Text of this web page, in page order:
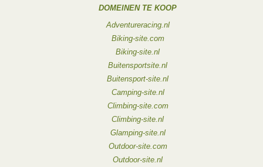
DOMEINEN TE KOOP
Adventureracing.nl
Biking-site.com
Biking-site.nl
Buitensportsite.nl
Buitensport-site.nl
Camping-site.nl
Climbing-site.com
Climbing-site.nl
Glamping-site.nl
Outdoor-site.com
Outdoor-site.nl